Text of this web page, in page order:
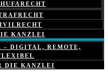
KANZLEI
– DIGITAL, REMOTE,
DIE KANZLEI